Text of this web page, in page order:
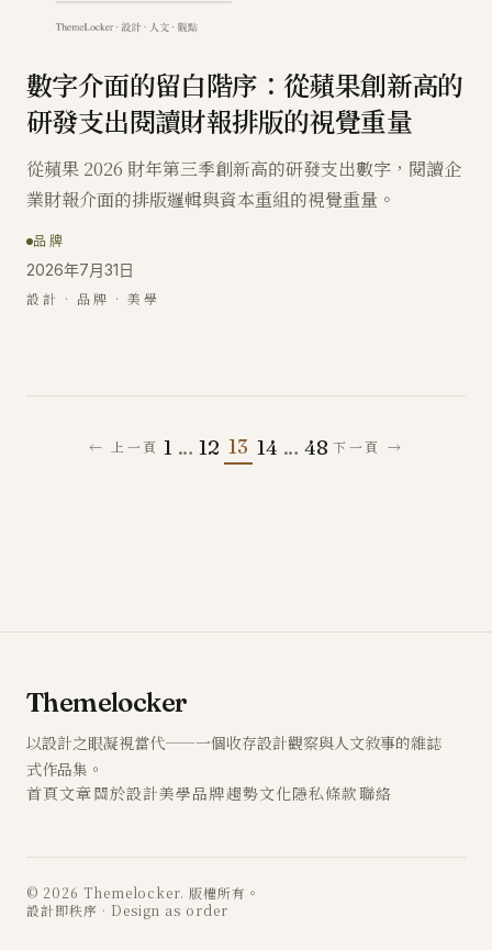
數字介面的留白階序：從蘋果創新高的
研發支出閱讀財報排版的視覺重量
從蘋果 2026 財年第三季創新高的研發支出數字，閱讀企
業財報介面的排版邏輯與資本重組的視覺重量。
品牌
2026年7月31日
設計 · 品牌 · 美學
← 上一頁 1 … 12 13 14 … 48 下一頁 →
Themelocker
以設計之眼凝視當代——一個收存設計觀察與人文敘事的雜誌
式作品集。
首頁文章關於設計美學品牌趨勢文化隱私條款聯絡
© 2026 Themelocker. 版權所有。
設計即秩序 · Design as order